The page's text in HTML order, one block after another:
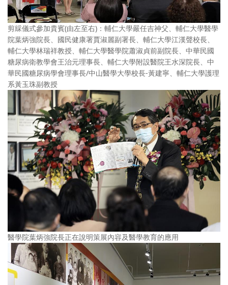
剪綵儀式參加貴賓(由左至右)：輔仁大學嚴任吉神父、輔仁大學醫學
院葉炳強院長、國民健康署賈淑麗副署長、輔仁大學江漢聲校長、
輔仁大學林瑞祥教授、輔仁大學醫學院蕭淑貞前副院長、中華民國
糖尿病衛教學會王治元理事長、輔仁大學附設醫院王水深院長、中
華民國糖尿病學會理事長/中山醫學大學校長-黃建寧、輔仁大學護理
系黃玉珠副教授
醫學院葉炳強院長正在說明策展內容及醫學教育的應用